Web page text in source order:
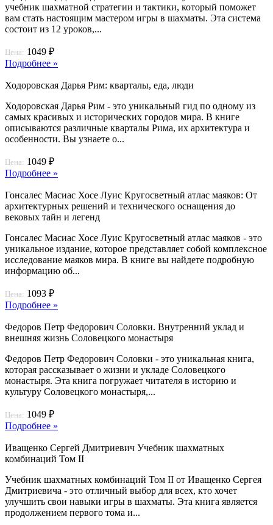
учебник шахматной стратегии и тактики, который поможет
вам стать настоящим мастером игры в шахматы. Эта система
состоит из 12 уроков,...
Цена: 1049 ₽
Подробнее »
Ходоровская Дарья Рим: кварталы, еда, люди
Ходоровская Дарья Рим - это уникальный гид по одному из
самых красивых и исторических городов мира. В книге
описываются различные кварталы Рима, их архитектура и
особенности. Вы узнаете о...
Цена: 1049 ₽
Подробнее »
Гонсалес Масиас Хосе Луис Кругосветный атлас маяков: От
архитектурных решений и технического оснащения до
вековых тайн и легенд
Гонсалес Масиас Хосе Луис Кругосветный атлас маяков - это
уникальное издание, которое представляет собой комплексное
исследование маяков мира. В книге вы найдете подробную
информацию об...
Цена: 1093 ₽
Подробнее »
Федоров Петр Федорович Соловки. Внутренний уклад и
внешняя жизнь Соловецкого монастыря
Федоров Петр Федорович Соловки - это уникальная книга,
которая рассказывает о жизни и укладе Соловецкого
монастыря. Эта книга погружает читателя в историю и
культуру Соловецкого монастыря,...
Цена: 1049 ₽
Подробнее »
Иващенко Сергей Дмитриевич Учебник шахматных
комбинаций Том II
Учебник шахматных комбинаций Том II от Иващенко Сергея
Дмитриевича - это отличный выбор для всех, кто хочет
улучшить свои навыки игры в шахматы. Эта книга является
продолжением первого тома и...